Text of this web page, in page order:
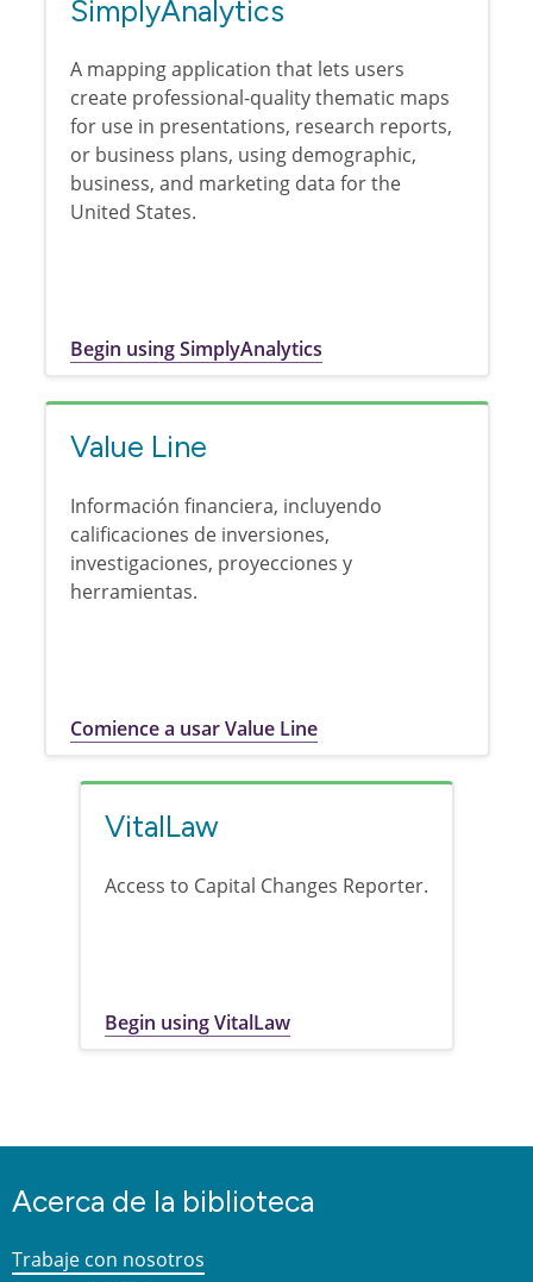
SimplyAnalytics
A mapping application that lets users
create professional-quality thematic maps
for use in presentations, research reports,
or business plans, using demographic,
business, and marketing data for the
United States.
Begin using SimplyAnalytics
Value Line
Información financiera, incluyendo
calificaciones de inversiones,
investigaciones, proyecciones y
herramientas.
Comience a usar Value Line
VitalLaw
Access to Capital Changes Reporter.
Begin using VitalLaw
Acerca de la biblioteca
Trabaje con nosotros